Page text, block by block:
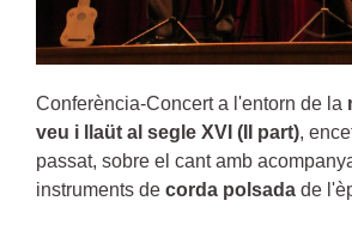
Conferència-Concert a l'entorn de la
veu i llaüt al segle XVI (II part),
passat, sobre el cant amb
instruments de corda polsada de